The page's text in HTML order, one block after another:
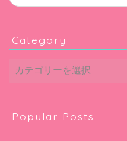
Category
Popular Posts